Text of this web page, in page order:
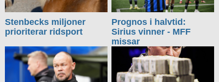
Stenbecks miljoner
prioriterar ridsport
Prognos i halvtid:
Sirius vinner - MFF
missar